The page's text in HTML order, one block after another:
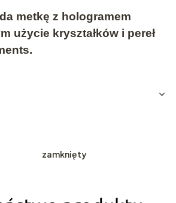
metkę z hologramem
użycie kryształków i pereł
zamknięty